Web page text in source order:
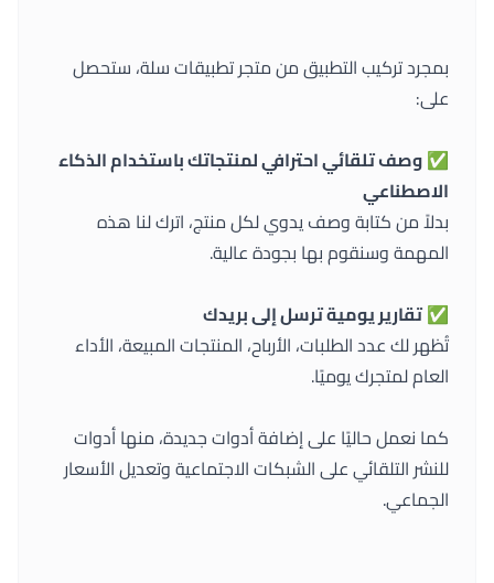
بمجرد تركيب التطبيق من متجر تطبيقات سلة، ستحصل
على:
✅وصف تلقائي احترافي لمنتجاتك باستخدام الذكاء
الاصطناعي
بدلاً من كتابة وصف يدوي لكل منتج، اترك لنا هذه
المهمة وسنقوم بها بجودة عالية.
✅تقارير يومية ترسل إلى بريدك
تُظهر لك عدد الطلبات، الأرباح، المنتجات المبيعة، الأداء
العام لمتجرك يوميًا.
كما نعمل حاليًا على إضافة أدوات جديدة، منها أدوات
للنشر التلقائي على الشبكات الاجتماعية وتعديل الأسعار
الجماعي.